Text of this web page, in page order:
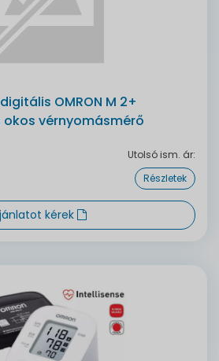
OMRON M 2+
vérnyomásmérő
Utolsó ism. ár:
Részletek
kérek